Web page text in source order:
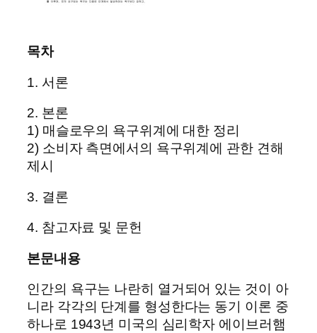
목차
1. 서론
2. 본론
1) 매슬로우의 욕구위계에 대한 정리
2) 소비자 측면에서의 욕구위계에 관한 견해
제시
3. 결론
4. 참고자료 및 문헌
본문내용
인간의 욕구는 나란히 열거되어 있는 것이 아
니라 각각의 단계를 형성한다는 동기 이론 중
하나로 1943년 미국의 심리학자 에이브러햄